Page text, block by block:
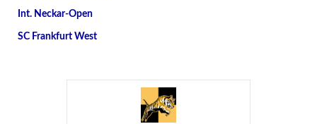
Int. Neckar-Open
SC Frankfurt West